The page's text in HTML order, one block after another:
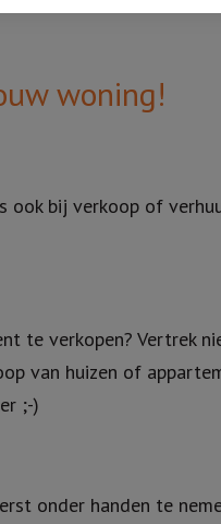
woning!
ook bij verkoop of
te verkopen? Vertrek
van huizen of
;-)
onder handen te